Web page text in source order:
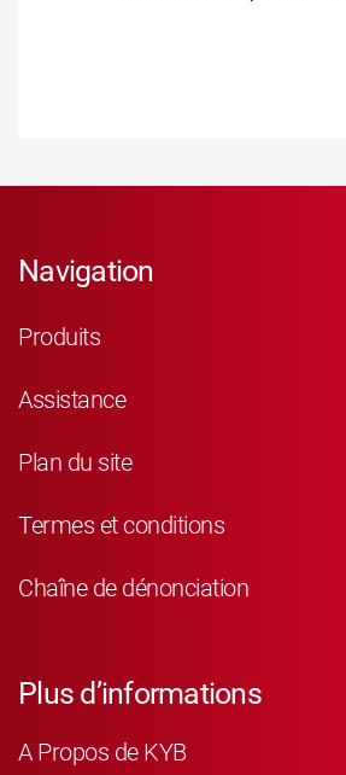
Navigation
Produits
Assistance
Plan du site
Termes et conditions
Chaîne de dénonciation
Plus d’informations
A Propos de KYB